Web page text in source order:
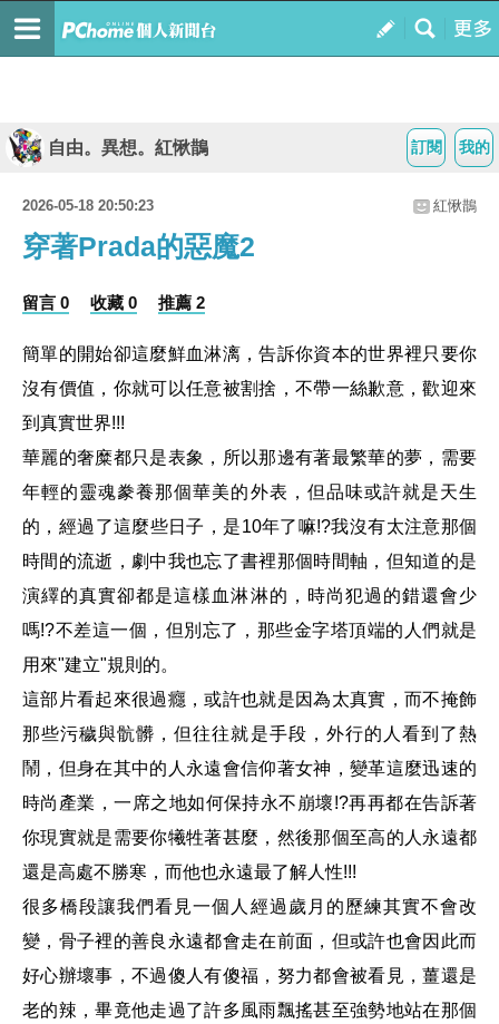
我的
訂閱
自由。異想。紅愀鵲
2026-05-18 20:50:23 紅愀鵲
穿著Prada的惡魔2
留言 0 收藏 0 推薦 2
簡單的開始卻這麼鮮血淋漓，告訴你資本的世界裡只要你
沒有價值，你就可以任意被割捨，不帶一絲歉意，歡迎來
到真實世界!!!
華麗的奢糜都只是表象，所以那邊有著最繁華的夢，需要
年輕的靈魂豢養那個華美的外表，但品味或許就是天生
的，經過了這麼些日子，是10年了嘛!?我沒有太注意那個
時間的流逝，劇中我也忘了書裡那個時間軸，但知道的是
演繹的真實卻都是這樣血淋淋的，時尚犯過的錯還會少
嗎!?不差這一個，但別忘了，那些金字塔頂端的人們就是
用來"建立"規則的。
這部片看起來很過癮，或許也就是因為太真實，而不掩飾
那些污穢與骯髒，但往往就是手段，外行的人看到了熱
鬧，但身在其中的人永遠會信仰著女神，變革這麼迅速的
時尚產業，一席之地如何保持永不崩壞!?再再都在告訴著
你現實就是需要你犧牲著甚麼，然後那個至高的人永遠都
還是高處不勝寒，而他也永遠最了解人性!!!
很多橋段讓我們看見一個人經過歲月的歷練其實不會改
變，骨子裡的善良永遠都會走在前面，但或許也會因此而
好心辦壞事，不過傻人有傻福，努力都會被看見，薑還是
老的辣，畢竟他走過了許多風雨飄搖甚至強勢地站在那個